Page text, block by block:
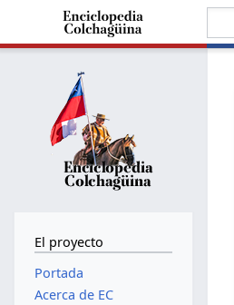
El proyecto
Portada
Acerca de EC